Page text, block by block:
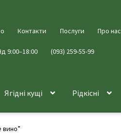
Контакти Послуги Про нас
9:00–18:00 (093) 259-55-99
Ягідні кущі Рідкісні
вино”